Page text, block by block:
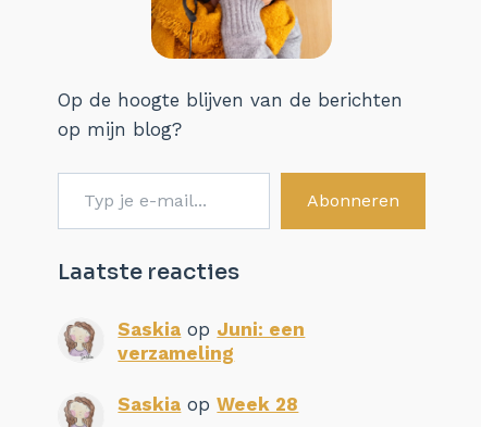
Op de hoogte blijven van de berichten
op mijn blog?
Typ je e-mail...
Abonneren
Laatste reacties
Saskia op Juni: een
verzameling
Saskia opWeek 28